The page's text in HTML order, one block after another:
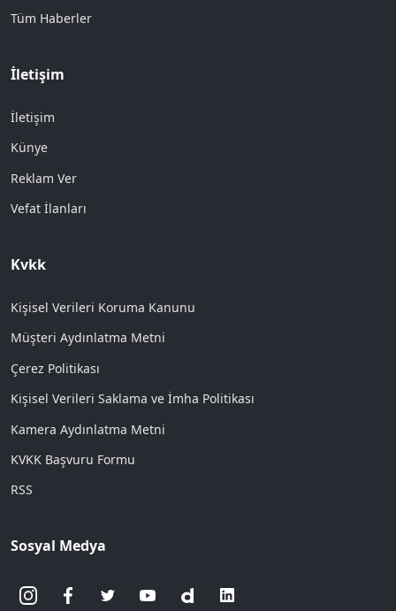
Tüm Haberler
İletişim
İletişim
Künye
Reklam Ver
Vefat İlanları
Kvkk
Kişisel Verileri Koruma Kanunu
Müşteri Aydınlatma Metni
Çerez Politikası
Kişisel Verileri Saklama ve İmha Politikası
Kamera Aydınlatma Metni
KVKK Başvuru Formu
RSS
Sosyal Medya